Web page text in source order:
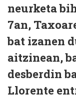
neurketa
7an,
bat izanen
aitzinean,
desberdin
Llorente